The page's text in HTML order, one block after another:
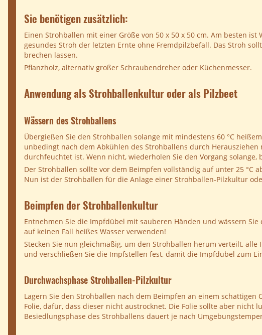
Sie benötigen zusätzlich:
Einen Strohballen mit einer Größe von 50 x 50 x 50 cm. Am besten
gesundes Stroh der letzten Ernte ohne Fremdpilzbefall. Das Stroh
brechen lassen.
Pflanzholz, alternativ großer Schraubendreher oder Küchenmesser.
Anwendung als Strohballenkultur oder als Pilzbeet
Wässern des Strohballens
Übergießen Sie den Strohballen solange mit mindestens 60 °C
unbedingt nach dem Abkühlen des Strohballens durch
durchfeuchtet ist. Wenn nicht, wiederholen Sie den Vorgang
Der Strohballen sollte vor dem Beimpfen vollständig auf unter 25 °C
Nun ist der Strohballen für die Anlage einer Strohballen-Pilzkultur
Beimpfen der Strohballenkultur
Entnehmen Sie die Impfdübel mit sauberen Händen und wässern
auf keinen Fall heißes Wasser verwenden!
Stecken Sie nun gleichmäßig, um den Strohballen herum verteilt,
und verschließen Sie die Impfstellen fest, damit die Impfdübel zum
Durchwachsphase Strohballen-Pilzkultur
Lagern Sie den Strohballen nach dem Beimpfen an einem
Folie, dafür, dass dieser nicht austrocknet. Die Folie sollte aber
Besiedlungsphase des Strohballens dauert je nach